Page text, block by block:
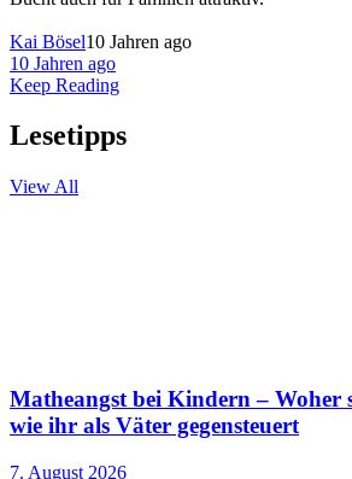
Kai Bösel10 Jahren ago
10 Jahren ago
Keep Reading
Lesetipps
View All
Matheangst bei Kindern – Woher
wie ihr als Väter gegensteuert
7. August 2026